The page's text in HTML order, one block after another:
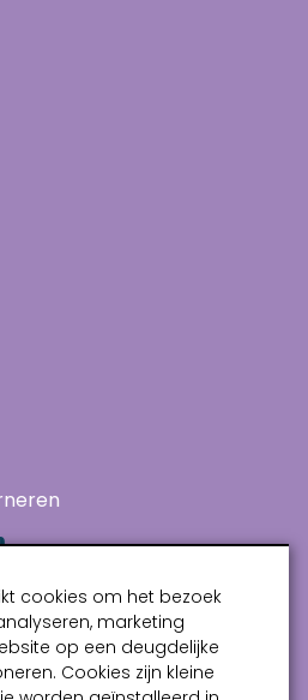
cookies om het bezoek
marketing
op een deugdelijke
Cookies zijn kleine